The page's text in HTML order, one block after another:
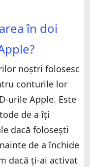
în doi
noștri folosesc
conturile lor
urile Apple. Este
de a îți
dacă folosești
de a închide
dacă ți-ai activat